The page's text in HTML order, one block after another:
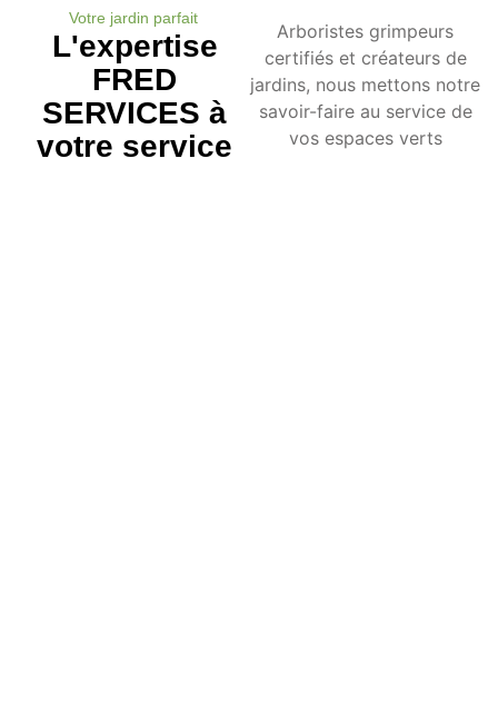
Votre jardin parfait
L'expertise
FRED
SERVICES à
votre service
Arboristes grimpeurs
certifiés et créateurs de
jardins, nous mettons notre
savoir-faire au service de
vos espaces verts